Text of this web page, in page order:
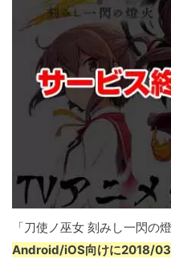
「刀使ノ巫女 刻みし一閃の
Android/iOS向けに2018/